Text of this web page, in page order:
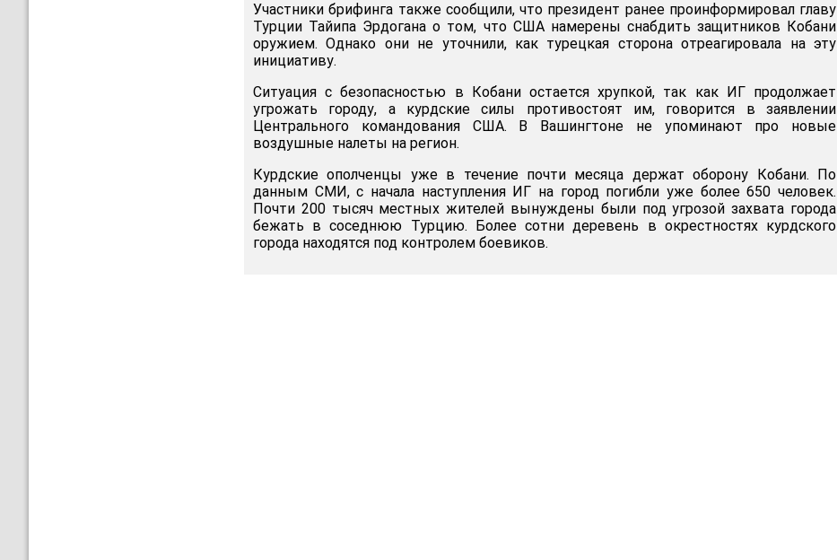
Участники брифинга также сообщили, что президент ранее проинформировал главу
Турции Тайипа Эрдогана о том, что США намерены снабдить защитников Кобани
оружием. Однако они не уточнили, как турецкая сторона отреагировала на эту
инициативу.
Ситуация с безопасностью в Кобани остается хрупкой, так как ИГ продолжает
угрожать городу, а курдские силы противостоят им, говорится в заявлении
Центрального командования США. В Вашингтоне не упоминают про новые
воздушные налеты на регион.
Курдские ополченцы уже в течение почти месяца держат оборону Кобани. По
данным СМИ, с начала наступления ИГ на город погибли уже более 650 человек.
Почти 200 тысяч местных жителей вынуждены были под угрозой захвата города
бежать в соседнюю Турцию. Более сотни деревень в окрестностях курдского
города находятся под контролем боевиков.